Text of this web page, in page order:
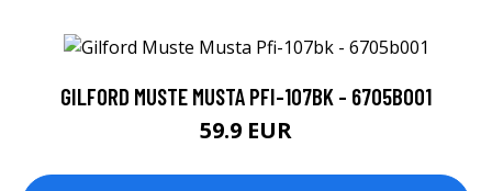
GILFORD MUSTE MUSTA PFI-107BK - 6705B001
59.9 EUR